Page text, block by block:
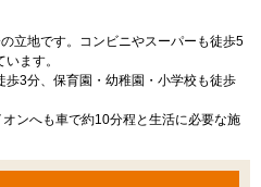
立地です。コンビニやスーパーも徒歩5
ます。
3分、保育園・幼稚園・小学校も徒歩
ンへも車で約10分程と生活に必要な施